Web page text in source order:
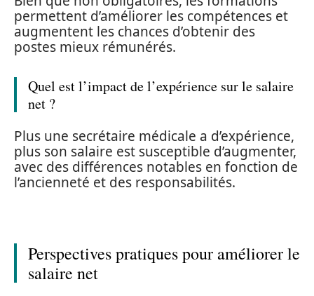
permettent d’améliorer les compétences et
augmentent les chances d’obtenir des
postes mieux rémunérés.
Quel est l’impact de l’expérience sur le salaire
net ?
Plus une secrétaire médicale a d’expérience,
plus son salaire est susceptible d’augmenter,
avec des différences notables en fonction de
l’ancienneté et des responsabilités.
Perspectives pratiques pour améliorer le
salaire net